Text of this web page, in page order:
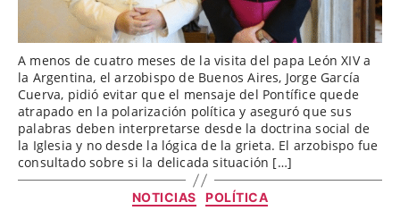
A menos de cuatro meses de la visita del papa León XIV a
la Argentina, el arzobispo de Buenos Aires, Jorge García
Cuerva, pidió evitar que el mensaje del Pontífice quede
atrapado en la polarización política y aseguró que sus
palabras deben interpretarse desde la doctrina social de
la Iglesia y no desde la lógica de la grieta. El arzobispo fue
consultado sobre si la delicada situación […]
Categorías
NOTICIAS POLÍTICA